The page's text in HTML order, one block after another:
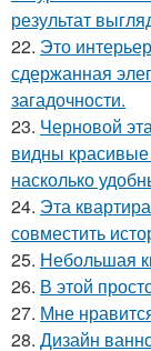
результат
22. Это
сдержанная
загадочности.
23. Черновой
видны
насколько
24. Эта
совместить
25. Небольшая
26. В этой
27. Мне
28. Дизайн